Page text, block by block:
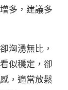
多，建議多
洶湧無比，
似穩定，卻
，適當放鬆